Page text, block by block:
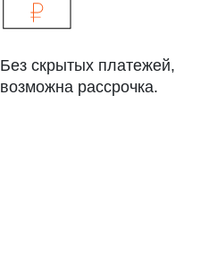
Без скрытых платежей,
возможна рассрочка.